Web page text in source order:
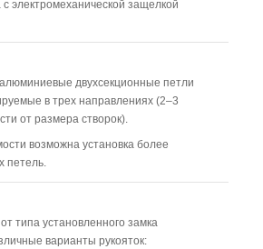
электромеханической защелкой
двухсекционные петли
в трех направлениях (2–3
от размера створок).
возможна установка более
петель.
типа установленного замка
варианты рукояток: